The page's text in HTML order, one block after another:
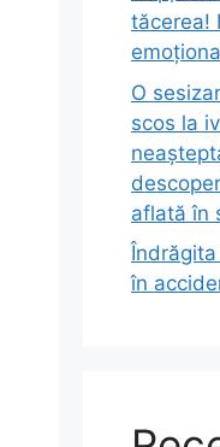
tăcerea!
O
scos la
aflată în
în